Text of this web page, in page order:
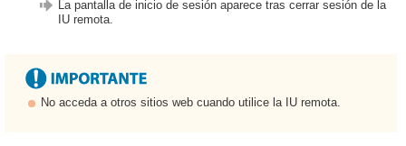
La pantalla de inicio de sesión aparece tras cerrar sesión de la
IU remota.
No acceda a otros sitios web cuando utilice la IU remota.